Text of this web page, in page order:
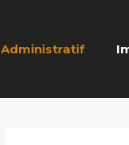
Administratif